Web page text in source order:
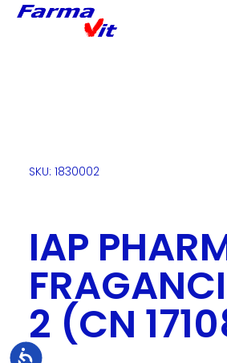
Nota:
accesibilidad.
Accesibilidad
SKU: 1830002
IAP
2 (CN